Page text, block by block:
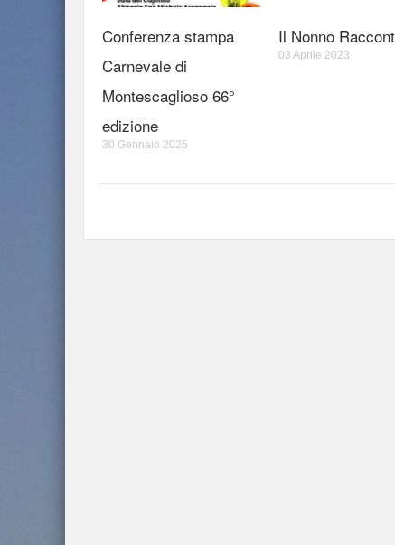
Conferenza stampa
Carnevale di
Montescaglioso 66°
edizione
30 Gennaio 2025
Il Nonno
03 Aprile 2023